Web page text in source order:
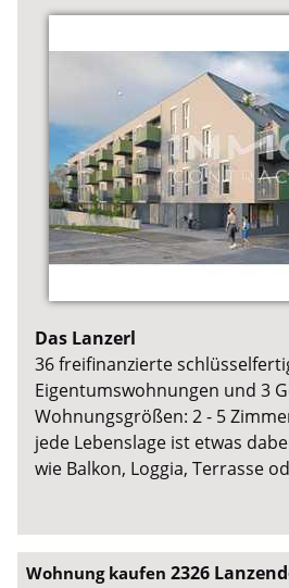
Das Lanzerl
36 freifinanzierte
Eigentumswohnungen und 3
Wohnungsgrößen: 2 - 5
jede Lebenslage ist etwas
wie Balkon, Loggia, Terrasse
Wohnung kaufen2326